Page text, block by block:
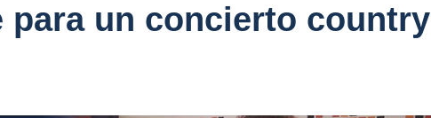
para un concierto country